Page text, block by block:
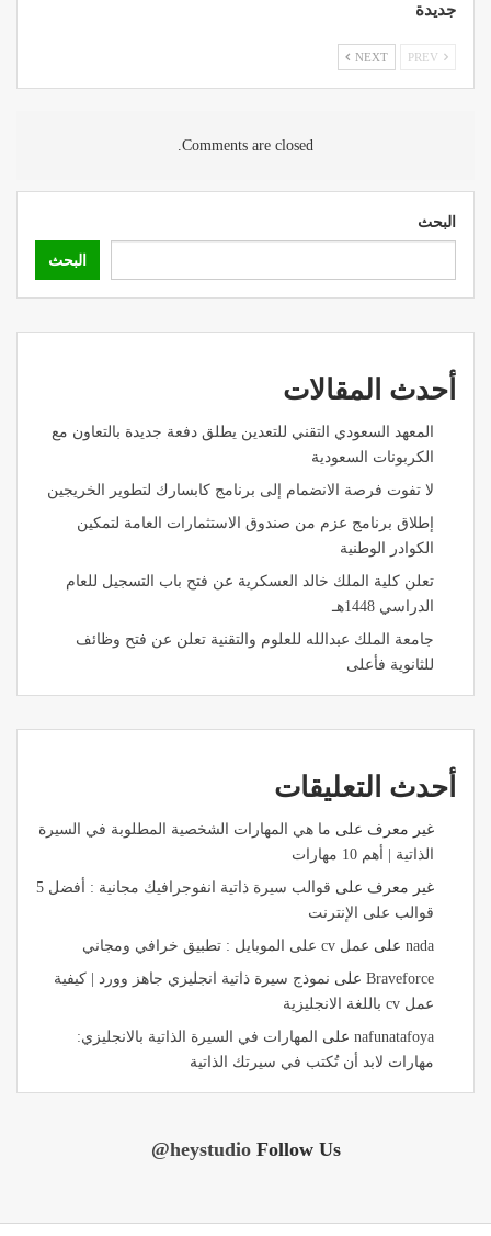
جديدة
NEXT
Comments are closed.
البحث
البحث
أحدث المقالات
المعهد السعودي التقني للتعدين يطلق دفعة جديدة بالتعاون مع
الكربونات السعودية
لا تفوت فرصة الانضمام إلى برنامج كابسارك لتطوير الخريجين
إطلاق برنامج عزم من صندوق الاستثمارات العامة لتمكين
الكوادر الوطنية
تعلن كلية الملك خالد العسكرية عن فتح باب التسجيل للعام
الدراسي 1448هـ
جامعة الملك عبدالله للعلوم والتقنية تعلن عن فتح وظائف
للثانوية فأعلى
أحدث التعليقات
غير معرف على ما هي المهارات الشخصية المطلوبة في السيرة
الذاتية | أهم 10 مهارات
غير معرف على
قوالب سيرة ذاتية انفوجرافيك مجانية : أفضل 5
قوالب على الإنترنت
nada على عمل cv على الموبايل : تطبيق خرافي ومجاني
Braveforce على نموذج سيرة ذاتية انجليزي جاهز وورد | كيفية
عمل cv باللغة الانجليزية
nafunatafoya على
المهارات في السيرة الذاتية بالانجليزي:
مهارات لابد أن تُكتب في سيرتك الذاتية
Follow Us
@heystudio